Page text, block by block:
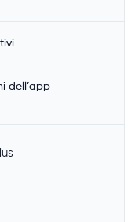
dell’app